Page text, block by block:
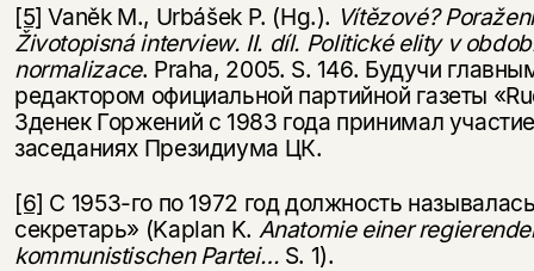
[5] Vaněk M., Urbášek P. (Hg.). Vítězové?
Životopisná interview. II. díl. Politické elity v
normalizace. Praha, 2005. S. 146. Будучи
редактором официальной партийной газеты
Зденек Горжений с 1983 года принимал
заседаниях Президиума ЦК.
[6] С 1953-го по 1972 год должность
секретарь» (Kaplan K. Anatomie einer
kommunistischen Partei… S. 1).